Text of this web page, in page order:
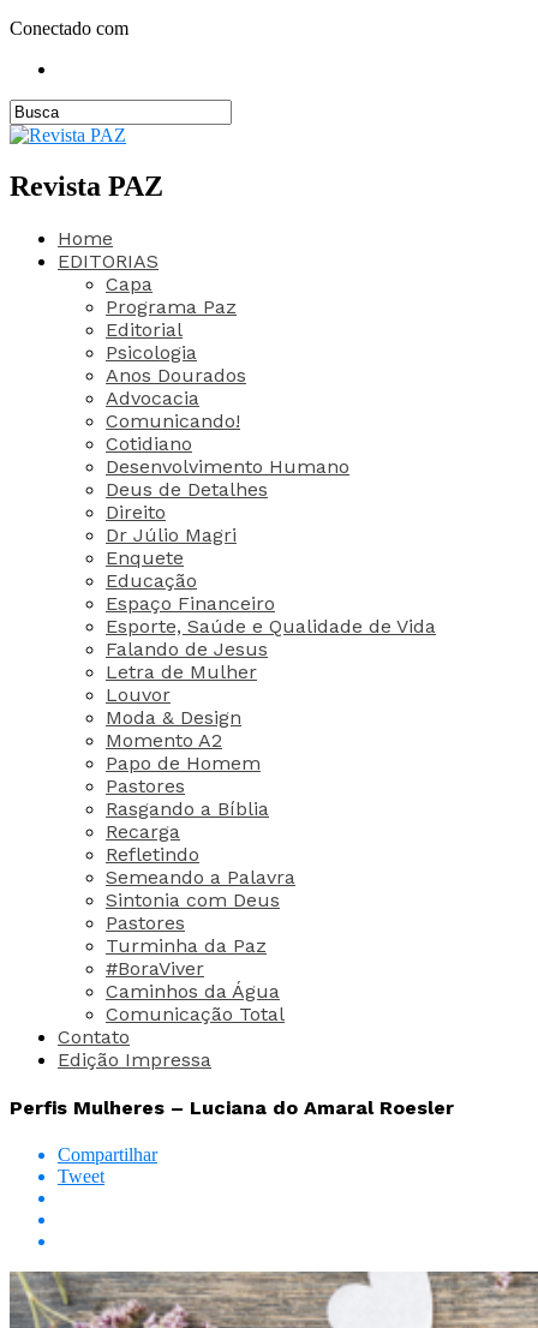
Conectado com
Revista PAZ
Home
EDITORIAS
Capa
Programa Paz
Editorial
Psicologia
Anos Dourados
Advocacia
Comunicando!
Cotidiano
Desenvolvimento Humano
Deus de Detalhes
Direito
Dr Júlio Magri
Enquete
Educação
Espaço Financeiro
Esporte, Saúde e Qualidade de Vida
Falando de Jesus
Letra de Mulher
Louvor
Moda & Design
Momento A2
Papo de Homem
Pastores
Rasgando a Bíblia
Recarga
Refletindo
Semeando a Palavra
Sintonia com Deus
Pastores
Turminha da Paz
#BoraViver
Caminhos da Água
Comunicação Total
Contato
Edição Impressa
Perfis Mulheres – Luciana do Amaral Roesler
Compartilhar
Tweet